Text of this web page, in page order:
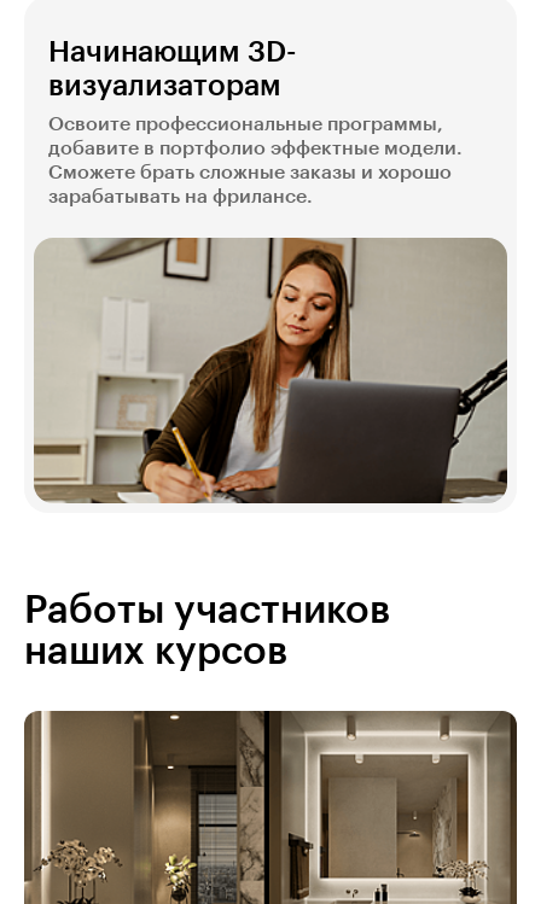
Начинающим 3D-
визуализаторам
Освоите профессиональные программы,
добавите в портфолио эффектные модели.
Сможете брать сложные заказы и хорошо
зарабатывать на фрилансе.
Работы участников
наших курсов